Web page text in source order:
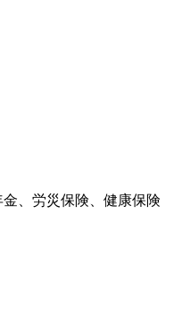
、労災保険、健康保険